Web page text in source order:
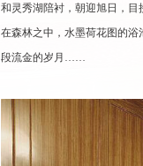
和灵秀湖陪衬，朝迎旭日，目
在森林之中，水墨荷花图的
段流金的岁月……